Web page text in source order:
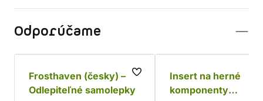
Odporúčame
Frosthaven (česky) –
Odlepiteľné samolepky
Insert na herné
komponenty